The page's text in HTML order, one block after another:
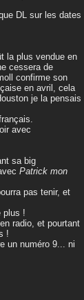
DL sur les dates
la plus vendue en
cessera de
confirme son
en avril, cela
je la pensais
avec
sa big
Patrick mon
pas tenir, et
plus !
radio, et pourtant
!
un numéro 9... ni